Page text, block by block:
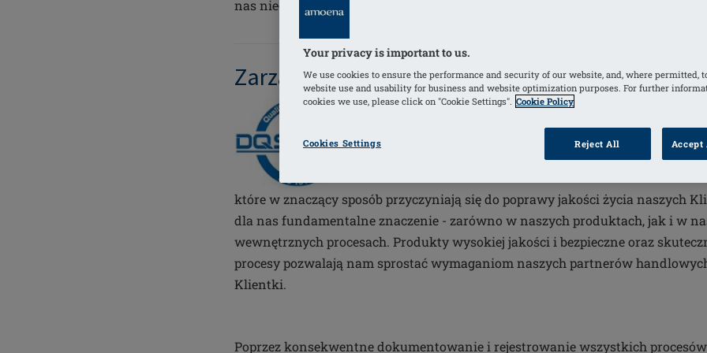
nas nieodzowne.
Zarządzanie jakością
Od ponad 50 lat Amoena opracowuje i wytwarza
które w znaczący sposób przyczyniają się do poprawy jakości życia naszych
dla nas fundamentalne znaczenie - zarówno w naszych produktach, jak i w
wewnętrznych procesach. Produkty wysokiej jakości i bezpieczne oraz
procesy pozwalają nam sprostać wymaganiom naszych partnerów
Klientki.
Poprzez konsekwentne dokumentowanie i rejestrowanie wszystkich
Your privacy is important to us.
We use cookies to ensure the performance and security of our website, and, where permitted,
website use and usability for business and website optimization purposes. For further
cookies we use, please click on "Cookie Settings". Cookie Policy
Cookies Settings Reject All Accept